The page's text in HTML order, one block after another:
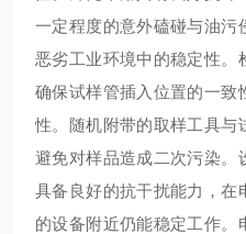
一定程度的意外磕碰与油污
恶劣工业环境中的稳定性。
确保试样管插入位置的一致
性。随机附带的取样工具与
避免对样品造成二次污染。
具备良好的抗干扰能力，在
的设备附近仍能稳定工作。